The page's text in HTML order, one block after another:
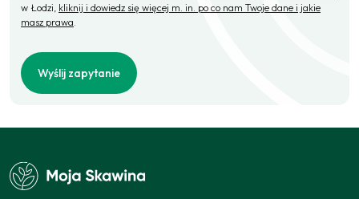
w Łodzi, kliknij i dowiedz się więcej m. in. po co nam Twoje dane i jakie
masz prawa.
Wyślij zapytanie